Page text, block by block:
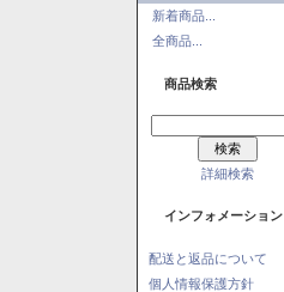
新着商品...
全商品...
商品検索
詳細検索
インフォメーション
配送と返品について
個人情報保護方針